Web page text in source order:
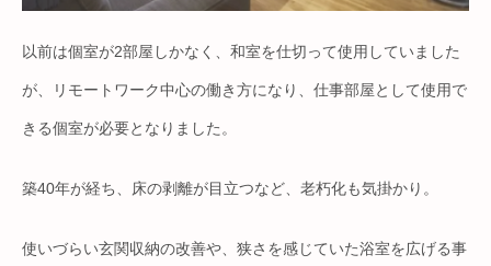
以前は個室が2部屋しかなく、和室を仕切って使用していました
が、リモートワーク中心の働き方になり、仕事部屋として使用で
きる個室が必要となりました。
築40年が経ち、床の剥離が目立つなど、老朽化も気掛かり。
使いづらい玄関収納の改善や、狭さを感じていた浴室を広げる事